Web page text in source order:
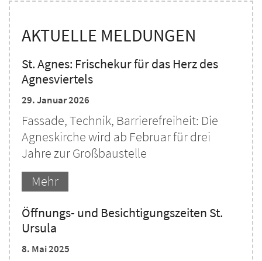
AKTUELLE MELDUNGEN
St. Agnes: Frischekur für das Herz des
Agnesviertels
29. Januar 2026
Fassade, Technik, Barrierefreiheit: Die
Agneskirche wird ab Februar für drei
Jahre zur Großbaustelle
Mehr
Öffnungs- und Besichtigungszeiten St.
Ursula
8. Mai 2025